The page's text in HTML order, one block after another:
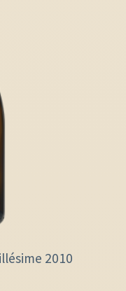
2010